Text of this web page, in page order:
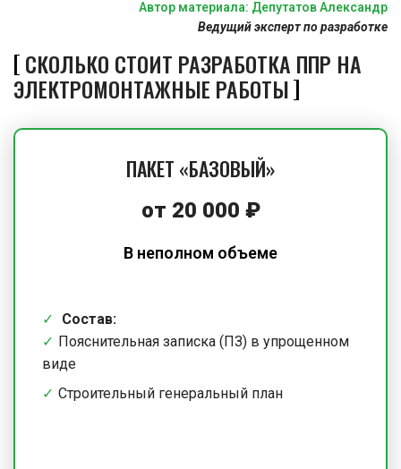
Автор материала: Депутатов Александр
Ведущий эксперт по разработке
СКОЛЬКО СТОИТ РАЗРАБОТКА ППР НА
ЭЛЕКТРОМОНТАЖНЫЕ РАБОТЫ
ПАКЕТ «БАЗОВЫЙ»
от 20 000 ₽
В неполном объеме
Состав:
Пояснительная записка (ПЗ) в упрощенном
виде
Строительный генеральный план